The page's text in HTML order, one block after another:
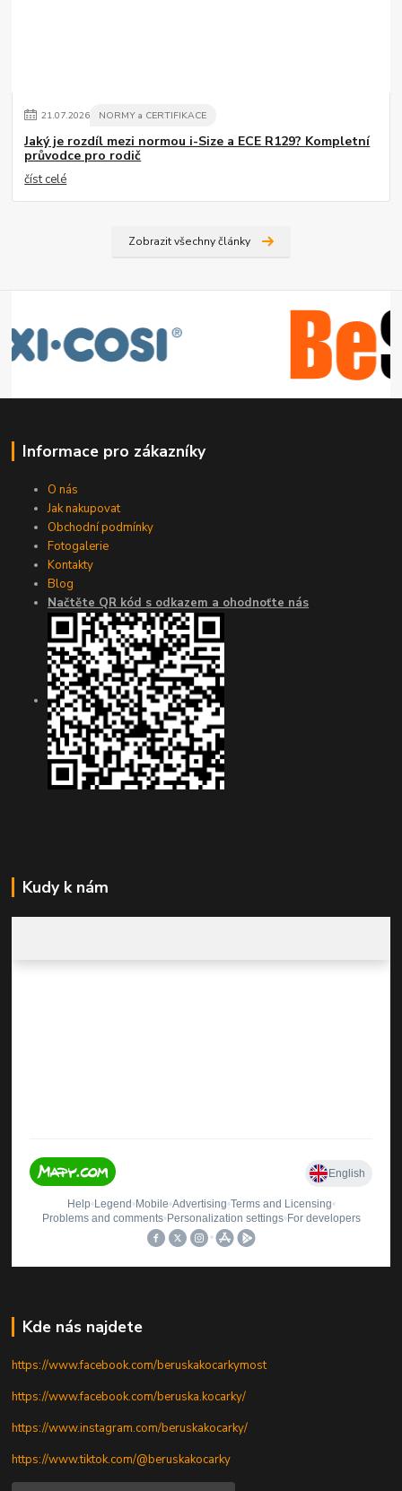
21.07.2026 NORMY a CERTIFIKACE
Jaký je rozdíl mezi normou i-Size a ECE R129? Kompletní
průvodce pro rodič
číst celé
Zobrazit všechny články
Informace pro zákazníky
O nás
Jak nakupovat
Obchodní podmínky
Fotogalerie
Kontakty
Blog
Načtěte QR kód s odkazem a ohodnoťte nás
Kudy k nám
Kde nás najdete
https://www.facebook.com/beruskakocarkymost
https://www.facebook.com/beruska.kocarky/
https://www.instagram.com/beruskakocarky/
https://www.tiktok.com/@beruskakocarky